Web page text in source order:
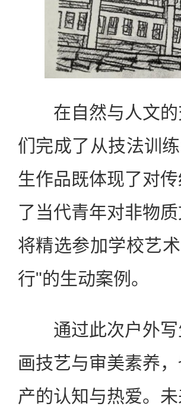
在自然与人文的
们完成了从技法训
生作品既体现了对
了当代青年对非物
将精选参加学校艺
行"的生动案例。
通过此次户外写
画技艺与审美素养
产的认知与热爱。